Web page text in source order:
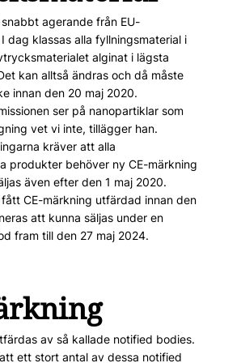
agerande från EU-
dag klassas alla fyllningsmaterial i
alginat i lägsta
kan alltså ändras och då måste
innan den 20 maj 2020.
ser på nanopartiklar som
vet vi inte, tillägger han.
kräver att alla
produkter behöver ny CE-märkning
även efter den 1 maj 2020.
CE-märkning utfärdad innan den
att kunna säljas under en
fram till den 27 maj 2024.
av så kallade notified bodies.
ett stort antal av dessa notified